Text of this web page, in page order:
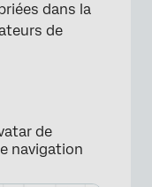
dans la
de
de
navigation